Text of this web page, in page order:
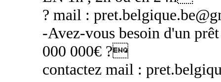
? mail :
-Avez-vous besoin d'un
000 000€ ?
contactez mail :